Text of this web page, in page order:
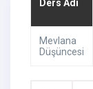
Ders Adı
Mevlana
Düşüncesi